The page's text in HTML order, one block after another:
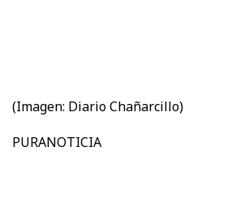
(Imagen: Diario Chañarcillo)
PURANOTICIA